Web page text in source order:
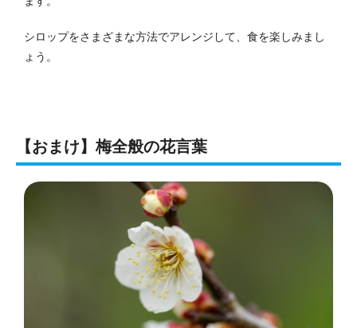
シロップをさまざまな方法でアレンジして、食を楽しみまし
ょう。
【おまけ】梅全般の花言葉